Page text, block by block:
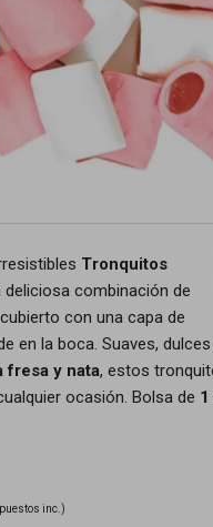
Tronquitos
deliciosa combinación de
con una capa de
en la boca. Suaves,
fresa y nata, estos
ocasión. Bolsa de
inc.)